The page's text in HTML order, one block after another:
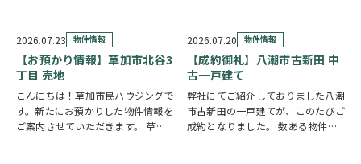
LDKは15帖以上の開放的な空間で
す。リビングの様子を見守りながら
料理が作れる…
しが心地よく差し込む住まいです。
全居室6帖以上…
2026.07.23 物件情報
【お預かり情報】草加市北谷3
丁目 売地
こんにちは！草加市民ハウジングで
す。新たにお預かりした物件情報を
ご案内させていただきます。 草加
2026.07.20 物件情報
【成約御礼】八潮市古新田 中
古一戸建て
弊社にてご紹介しておりました八潮
市古新田の一戸建てが、このたびご
成約となりました。 数ある物件の